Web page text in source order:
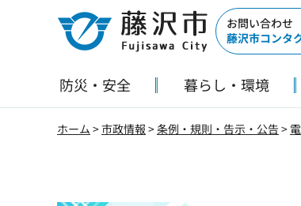
藤沢市
お問い合わせ
藤沢市コンタ
防災・安全 暮らし・環境
ホーム >市政情報 >条例・規則・告示・公告>